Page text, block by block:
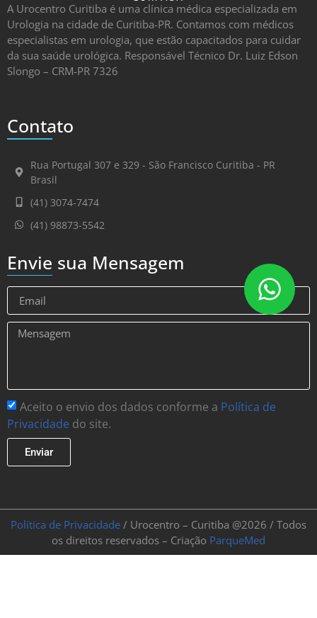
A Urocentro Curitiba é uma clínica médica especializada em
Urologia na cidade de Curitiba-PR. Contamos com médicos
especialistas em urologia, que estão capacitados para cuidar
da sua saúde urológica. Responsável Técnico Dr. Luiz Edson
Slongo – CRM-PR 7326
Contato
Rua Portugal 307 e 329 - São Francisco Curitiba - PR
Brasil
(41) 3074-7474
(41) 98873-5542
Envie sua Mensagem
Aceito o envio dos dados conforme a Política de
Privacidade do site.
Enviar
Política de Privacidade / Urocentro – Curitiba @2026 / Todos
os direitos reservados – Criação ParqueMed